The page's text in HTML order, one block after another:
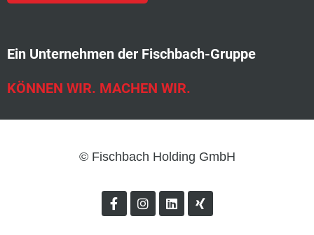
Ein Unternehmen der Fischbach-Gruppe
KÖNNEN WIR. MACHEN WIR.
© Fischbach Holding GmbH